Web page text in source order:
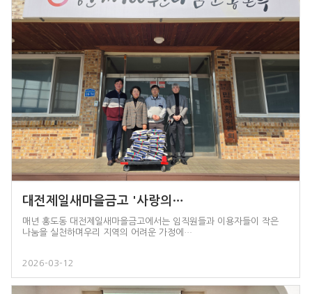
대전제일새마을금고 '사랑의…
매년 홍도동 대전제일새마을금고에서는 임직원들과 이용자들이 작은
나눔을 실천하며우리 지역의 어려운 가정에…
2026-03-12